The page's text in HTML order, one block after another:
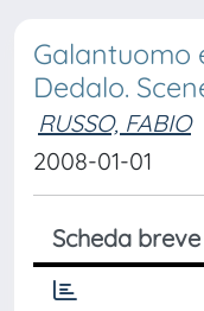
Galantuomo
Dedalo.
RUSSO, FABIO
2008-01-01
Scheda breve